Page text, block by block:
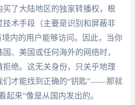
了大陆地区的独家转播权，根
术手段（主要是识别和屏蔽非
内的用户能够访问。因此，当你
、美国或任何海外的网络时，
绝。这无关身份，只关乎地理
们才能找到正确的“钥匙”——那就
起来”像是从国内发出的。